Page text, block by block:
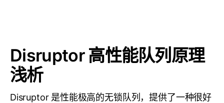
Disruptor 高性能队列原理
浅析
Disruptor 是性能极高的无锁队列，提供了一种很好